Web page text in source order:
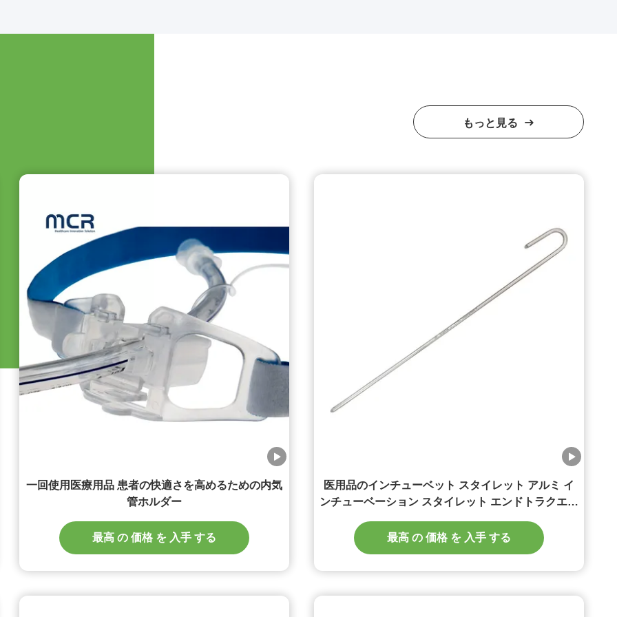
もっと見る
一回使用医療用品 患者の快適さを高めるための内気
管ホルダー
最高 の 価格 を 入手 する
医用品のインチューベット スタイレット アルミ イ
ンチューベーション スタイレット エンドトラクエー
最高 の 価格 を 入手 する